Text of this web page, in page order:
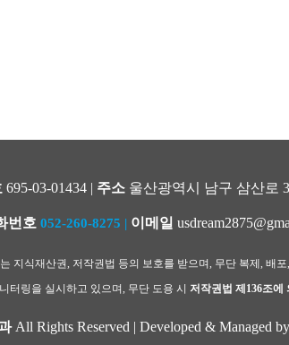
695-03-01434 | 주소울산광역시 남구 삼산로
번호 052-260-8275 | 이메일
지식재산권, 저작권법 등의 보호를 받으며, 무단 복제, 배
터링을 실시하고 있으며, 무단 도용 시 저작권법 제136조에
All Rights Reserved | Developed & Managed by